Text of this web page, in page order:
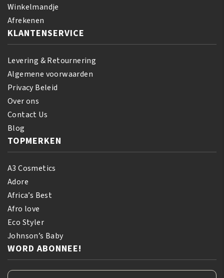
Winkelmandje
Afrekenen
KLANTENSERVICE
Levering & Retournering
Algemene voorwaarden
Privacy Beleid
Over ons
Contact Us
Blog
TOPMERKEN
A3 Cosmetics
Adore
Africa’s Best
Afro love
Eco Styler
Johnson’s Baby
WORD ABONNEE!